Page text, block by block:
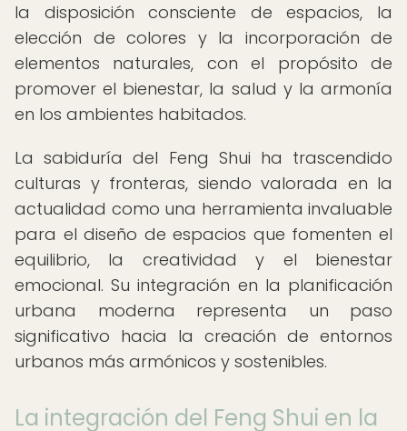
la disposición consciente de espacios, la
elección de colores y la incorporación de
elementos naturales, con el propósito de
promover el bienestar, la salud y la armonía
en los ambientes habitados.
La sabiduría del Feng Shui ha trascendido
culturas y fronteras, siendo valorada en la
actualidad como una herramienta invaluable
para el diseño de espacios que fomenten el
equilibrio, la creatividad y el bienestar
emocional. Su integración en la planificación
urbana moderna representa un paso
significativo hacia la creación de entornos
urbanos más armónicos y sostenibles.
La integración del Feng Shui en la